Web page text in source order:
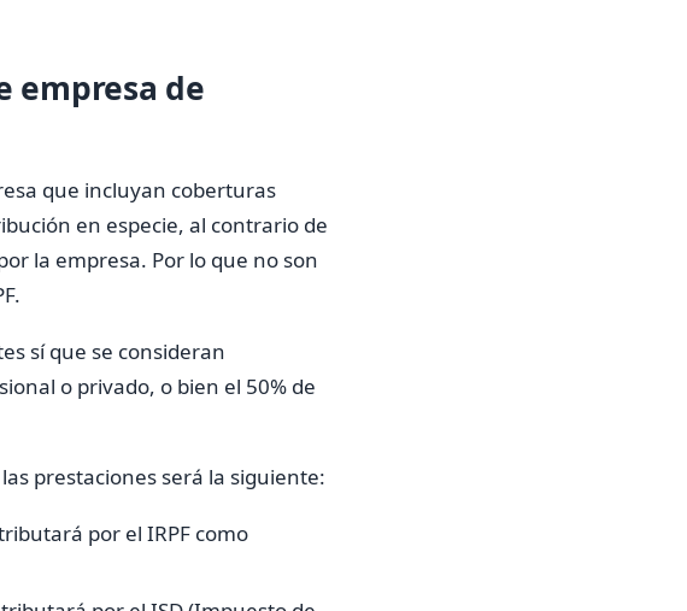
empresa de
que incluyan coberturas
en especie, al contrario de
la empresa. Por lo que no son
sí que se consideran
o privado, o bien el 50% de
prestaciones será la siguiente:
por el IRPF como